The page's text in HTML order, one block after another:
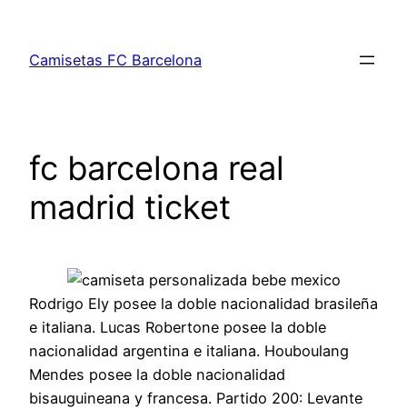
contenido
Camisetas FC Barcelona
fc barcelona real
madrid ticket
Rodrigo Ely posee la doble nacionalidad brasileña
e italiana. Lucas Robertone posee la doble
nacionalidad argentina e italiana. Houboulang
Mendes posee la doble nacionalidad
bisauguineana y francesa. Partido 200: Levante